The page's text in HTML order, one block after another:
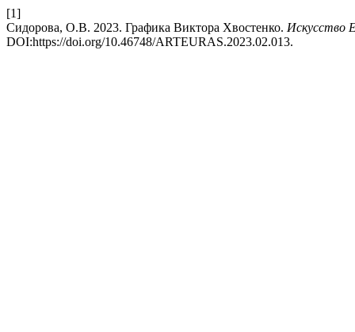
[1]
Сидорова, О.В. 2023. Графика Виктора Хвостенко. Искусство
DOI:https://doi.org/10.46748/ARTEURAS.2023.02.013.